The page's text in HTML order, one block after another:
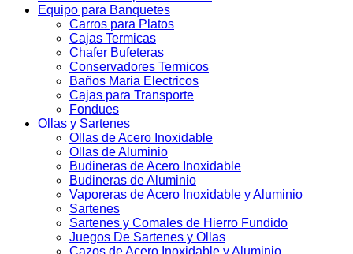
Equipo para Banquetes
Carros para Platos
Cajas Termicas
Chafer Bufeteras
Conservadores Termicos
Baños Maria Electricos
Cajas para Transporte
Fondues
Ollas y Sartenes
Ollas de Acero Inoxidable
Ollas de Aluminio
Budineras de Acero Inoxidable
Budineras de Aluminio
Vaporeras de Acero Inoxidable y Aluminio
Sartenes
Sartenes y Comales de Hierro Fundido
Juegos De Sartenes y Ollas
Cazos de Acero Inoxidable y Aluminio